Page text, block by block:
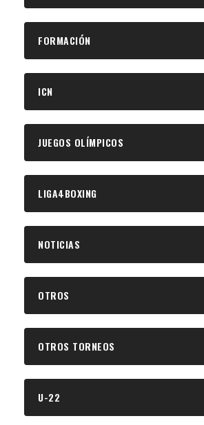
FORMACIÓN
ICN
JUEGOS OLÍMPICOS
LIGA4BOXING
NOTICIAS
OTROS
OTROS TORNEOS
U-22